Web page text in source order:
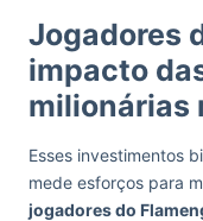
Jogadores
impacto
milionárias
Esses investimentos
mede esforços para
jogadores do